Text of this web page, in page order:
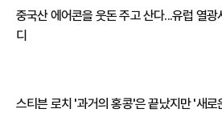
중국산 에어콘을 웃돈 주고 산다...유럽 열광
디
스티븐 로치 '과거의 홍콩'은 끝났지만 '새로